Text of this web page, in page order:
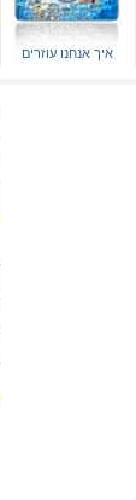
איך אנחנו עוזרים